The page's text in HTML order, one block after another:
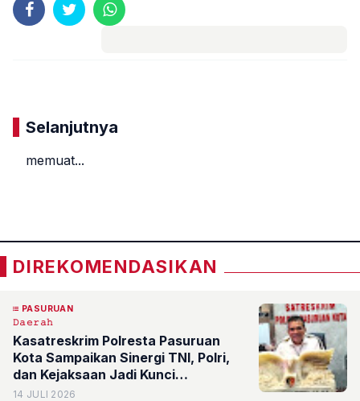
Selanjutnya
memuat...
DIREKOMENDASIKAN
PASURUAN
𝙳𝚊𝚎𝚛𝚊𝚑
Kasatreskrim Polresta Pasuruan
Kota Sampaikan Sinergi TNI, Polri,
dan Kejaksaan Jadi Kunci
Penegakan Hukum yang Dipercaya
14 JULI 2026